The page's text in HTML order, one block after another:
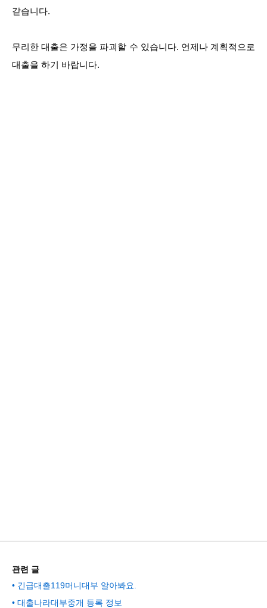
같습니다.
무리한 대출은 가정을 파괴할 수 있습니다. 언제나 계획적으로
대출을 하기 바랍니다.
관련 글
긴급대출119머니대부 알아봐요.
대출나라대부중개 등록 정보